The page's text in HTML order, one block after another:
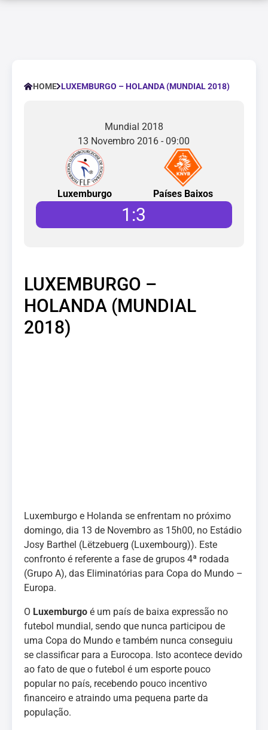
HOME LUXEMBURGO – HOLANDA (MUNDIAL 2018)
Mundial 2018
13 Novembro 2016 - 09:00
Luxemburgo Países Baixos
1 :3
LUXEMBURGO –
HOLANDA (MUNDIAL
2018)
Luxemburgo e Holanda se enfrentam no próximo
domingo, dia 13 de Novembro as 15h00, no Estádio
Josy Barthel (Lëtzebuerg (Luxembourg)). Este
confronto é referente a fase de grupos 4ª rodada
(Grupo A), das Eliminatórias para Copa do Mundo –
Europa.
O Luxemburgo é um país de baixa expressão no
futebol mundial, sendo que nunca participou de
uma Copa do Mundo e também nunca conseguiu
se classificar para a Eurocopa. Isto acontece devido
ao fato de que o futebol é um esporte pouco
popular no país, recebendo pouco incentivo
financeiro e atraindo uma pequena parte da
população.